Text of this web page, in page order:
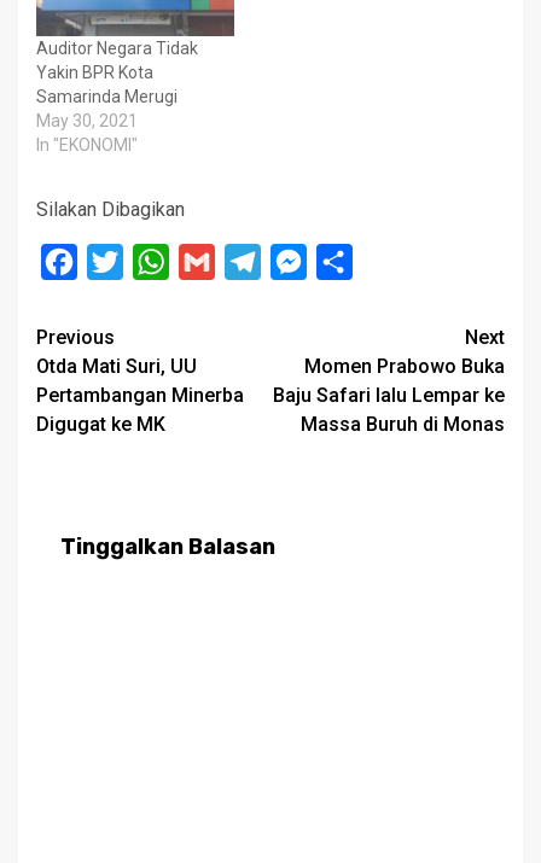
Auditor Negara Tidak
Yakin BPR Kota
Samarinda Merugi
May 30, 2021
In "EKONOMI"
Silakan Dibagikan
Facebook
Twitter WhatsApp
Gmail TelegramMessenger
Post
navigation
Previous
Otda Mati Suri, UU
Pertambangan Minerba
Digugat ke MK
Next
Momen Prabowo Buka
Baju Safari lalu Lempar ke
Massa Buruh di Monas
Tinggalkan Balasan